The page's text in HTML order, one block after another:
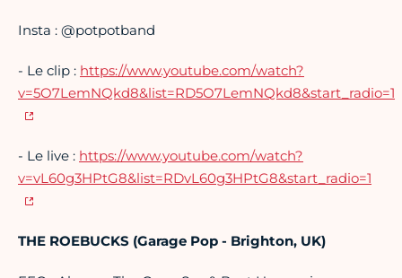
Insta : @potpotband
- Le clip : https://www.youtube.com/watch?
v=5O7LemNQkd8&list=RD5O7LemNQkd8&start_radio=1
- Le live : https://www.youtube.com/watch?
v=vL60g3HPtG8&list=RDvL60g3HPtG8&start_radio=1
THE ROEBUCKS (Garage Pop - Brighton, UK)